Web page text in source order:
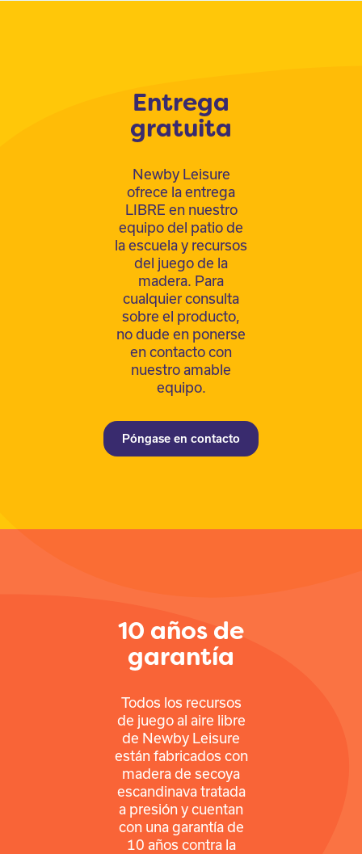
Entrega
gratuita
Newby Leisure
ofrece la entrega
LIBRE en nuestro
equipo del patio de
la escuela y recursos
del juego de la
madera. Para
cualquier consulta
sobre el producto,
no dude en ponerse
en contacto con
nuestro amable
equipo.
Póngase en contacto
10 años de
garantía
Todos los recursos
de juego al aire libre
de Newby Leisure
están fabricados con
madera de secoya
escandinava tratada
a presión y cuentan
con una garantía de
10 años contra la